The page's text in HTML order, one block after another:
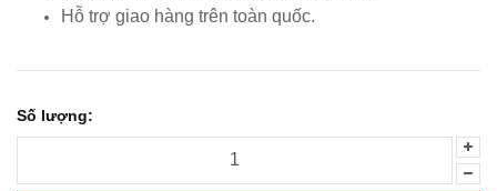
Hỗ trợ giao hàng trên toàn quốc.
Số lượng: